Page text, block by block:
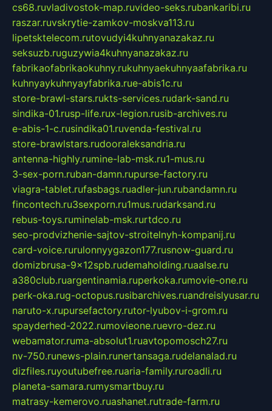
cs68.ruvladivostok-map.ruvideo-seks.rubankaribi.ru
raszar.ruvskrytie-zamkov-moskva113.ru
lipetsktelecom.rutovudyi4kuhnyanazakaz.ru
seksuzb.ruguzywia4kuhnyanazakaz.ru
fabrikaofabrikaokuhny.rukuhnyaekuhnyaafabrika.ru
kuhnyaykuhnyayfabrika.rue-abis1c.ru
store-brawl-stars.rukts-services.rudark-sand.ru
sindika-01.rusp-life.rux-legion.rusib-archives.ru
e-abis-1-c.rusindika01.ruvenda-festival.ru
store-brawlstars.rudooraleksandria.ru
antenna-highly.rumine-lab-msk.ru1-mus.ru
3-sex-porn.ruban-damn.rupurse-factory.ru
viagra-tablet.rufasbags.ruadler-jun.rubandamn.ru
fincontech.ru3sexporn.ru1mus.rudarksand.ru
rebus-toys.ruminelab-msk.rurtdco.ru
seo-prodvizhenie-sajtov-stroitelnyh-kompanij.ru
card-voice.rurulonnyygazon177.rusnow-guard.ru
domizbrusa-9x12spb.rudemaholding.ruaalse.ru
a380club.ruargentinamia.ruperkoka.rumovie-one.ru
perk-oka.rug-octopus.rusibarchives.ruandreislyusar.ru
naruto-x.rupursefactory.rutor-lyubov-i-grom.ru
spayderhed-2022.rumovieone.ruevro-dez.ru
webamator.ruma-absolut1.ruavtopomosch27.ru
nv-750.runews-plain.runertansaga.rudelanalad.ru
dizfiles.ruyoutubefree.ruaria-family.ruroadli.ru
planeta-samara.rumysmartbuy.ru
matrasy-kemerovo.ruashanet.rutrade-farm.ru